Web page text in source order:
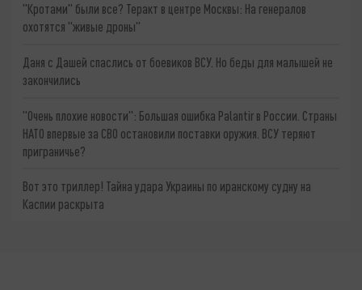
"Кротами" были все? Теракт в центре Москвы: На генералов
охотятся "живые дроны"
Даня с Дашей спаслись от боевиков ВСУ. Но беды для малышей не
закончились
"Очень плохие новости": Большая ошибка Palantir в России. Страны
НАТО впервые за СВО остановили поставки оружия. ВСУ теряют
приграничье?
Вот это триллер! Тайна удара Украины по иранскому судну на
Каспии раскрыта